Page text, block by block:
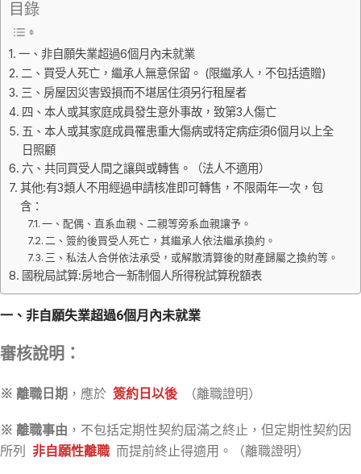
目錄
一、非自願失業超過6個月內未就業
二、買受人死亡，繼承人無意保留。 (限繼承人，不包括遺贈)
三、房屋因災害毀損而不堪居住須另行租屋者
四、本人或其家庭成員發生意外事故，致第3人傷亡
五、本人或其家庭成員罹患重大傷病或特定病症須6個月以上全
日照顧
六、共同買受人間之讓與或轉售。（法人不適用）
其他:有3類人不用經過申請核准即可轉售，不限兩年一次，包
含：
一、配偶、直系血親、二親等旁系血親讓予。
二、簽約後買受人死亡，其繼承人依法繼承換約。
三、私法人合併依法承受，或解散清算後的財產歸屬之換約等。
國稅局試算:房地合一新制個人所得稅試算稅額表
一、非自願失業超過6個月內未就業
審核說明：
※ 離職日期 ，應於 簽約日以後 （離職證明）
※ 離職事由 ，不包括定期性契約屆滿之終止，但定期性契約因
所列 非自願性離職 而提前終止得適用。（離職證明）